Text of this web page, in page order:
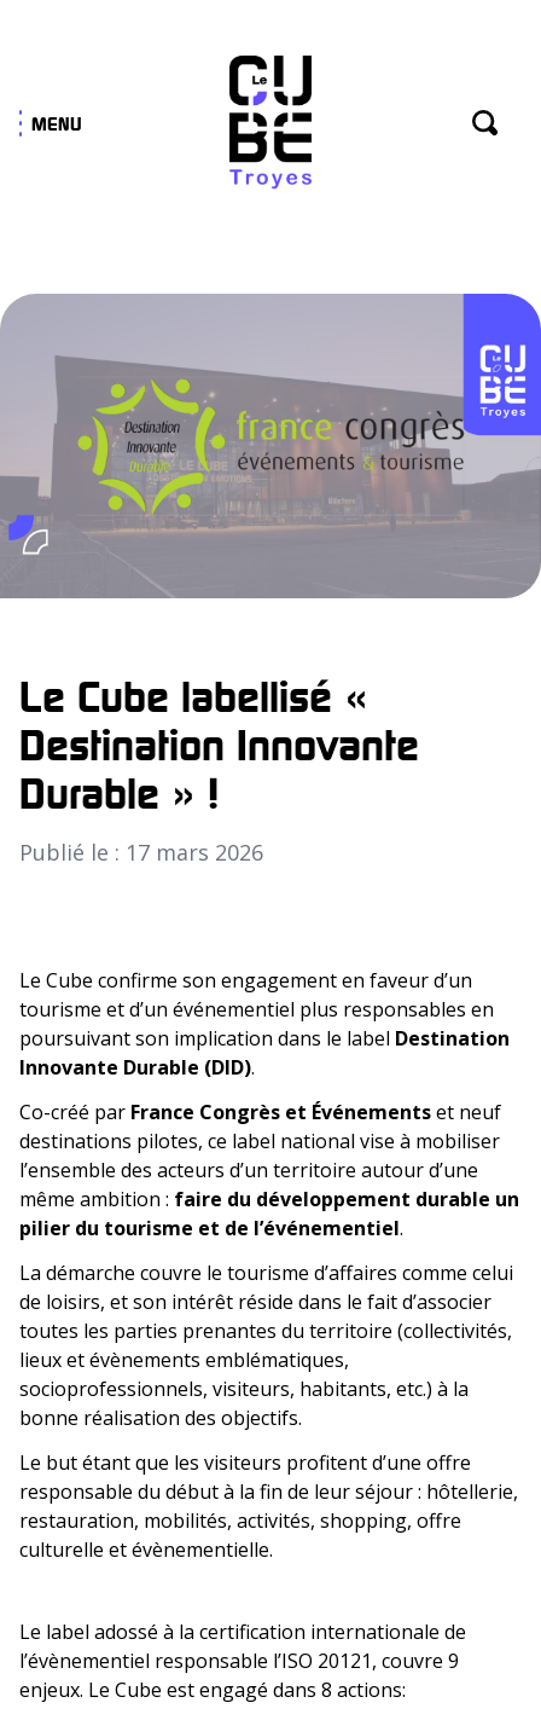
MENU
Le Cube labellisé «
Destination Innovante
Durable » !
Publié le : 17 mars 2026
Le Cube confirme son engagement en faveur d’un
tourisme et d’un événementiel plus responsables en
poursuivant son implication dans le label Destination
Innovante Durable (DID).
Co-créé par France Congrès et Événementset neuf
destinations pilotes, ce label national vise à mobiliser
l’ensemble des acteurs d’un territoire autour d’une
même ambition : faire du développement durable un
pilier du tourisme et de l’événementiel.
La démarche couvre le tourisme d’affaires comme celui
de loisirs, et son intérêt réside dans le fait d’associer
toutes les parties prenantes du territoire (collectivités,
lieux et évènements emblématiques,
socioprofessionnels, visiteurs, habitants, etc.) à la
bonne réalisation des objectifs.
Le but étant que les visiteurs profitent d’une offre
responsable du début à la fin de leur séjour : hôtellerie,
restauration, mobilités, activités, shopping, offre
culturelle et évènementielle.
Le label adossé à la certification internationale de
l’évènementiel responsable l’ISO 20121, couvre 9
enjeux. Le Cube est engagé dans 8 actions: